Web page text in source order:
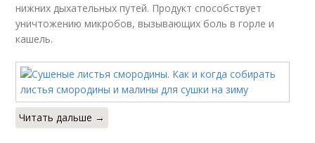
нижних дыхательных путей. Продукт способствует
уничтожению микробов, вызывающих боль в горле и
кашель.
Читать дальше →